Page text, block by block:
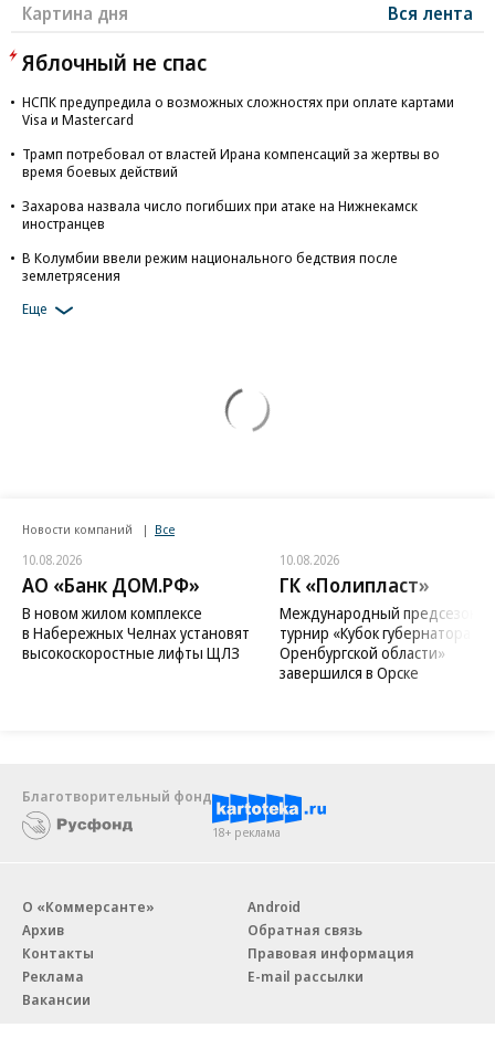
Картина дня Вся лента
Яблочный не спас
НСПК предупредила о возможных сложностях при оплате картами
Visa и Mastercard
Трамп потребовал от властей Ирана компенсаций за жертвы во
время боевых действий
Захарова назвала число погибших при атаке на Нижнекамск
иностранцев
В Колумбии ввели режим национального бедствия после
землетрясения
Еще
Новости компаний Все
10.08.2026
АО «Банк ДОМ.РФ»
В новом жилом комплексе
в Набережных Челнах установят
высокоскоростные лифты ЩЛЗ
10.08.2026
ГК «Полипласт»
Международный
турнир «Кубок губернатора
Оренбургской области»
завершился в Орске
Благотворительный фонд
18+ реклама
О «Коммерсанте»
Архив
Контакты
Реклама
Вакансии
Android
Обратная связь
Правовая информация
E-mail рассылки